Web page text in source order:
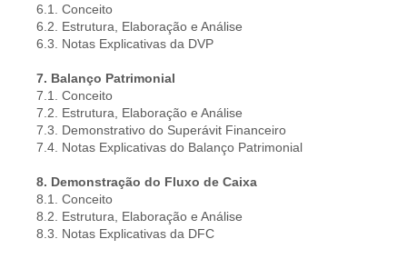
6.1. Conceito
6.2. Estrutura, Elaboração e Análise
6.3. Notas Explicativas da DVP
7. Balanço Patrimonial
7.1. Conceito
7.2. Estrutura, Elaboração e Análise
7.3. Demonstrativo do Superávit Financeiro
7.4. Notas Explicativas do Balanço Patrimonial
8. Demonstração do Fluxo de Caixa
8.1. Conceito
8.2. Estrutura, Elaboração e Análise
8.3. Notas Explicativas da DFC